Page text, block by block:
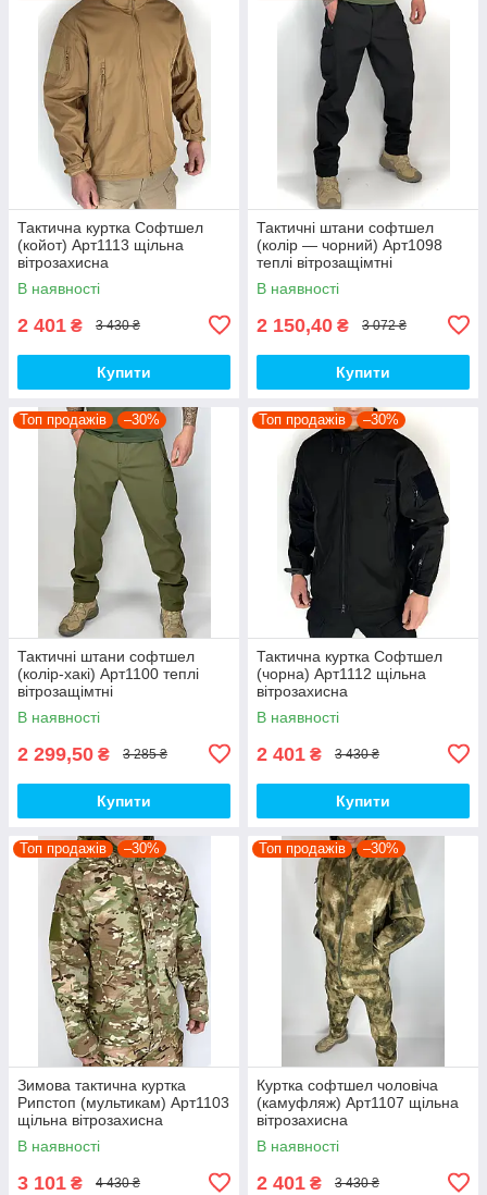
Тактична куртка Софтшел
(койот) Арт1113 щільна
вітрозахисна
водовідштовхувальна на
флісі топ
В наявності
2 401 ₴ 3 430 ₴
Купити
Тактичні штани софтшел
(колір — чорний) Арт1098
теплі вітрозащімтні
водовідштовхувальні на флісі
топ
В наявності
2 150,40 ₴ 3 072 ₴
Купити
Топ продажів –30%
Тактичні штани софтшел
(колір-хакі) Арт1100 теплі
вітрозащімтні
водовідштовхувальні на флісі
топ
В наявності
2 299,50 ₴ 3 285 ₴
Купити
Топ продажів –30%
Тактична куртка Софтшел
(чорна) Арт1112 щільна
вітрозахисна
водовідштовхувальна на
флісі топ
В наявності
2 401 ₴ 3 430 ₴
Купити
Топ продажів –30%
Зимова тактична куртка
Рипстоп (мультикам) Арт1103
щільна вітрозахисна
водовідштовхувальна топ
В наявності
3 101 ₴ 4 430 ₴
Топ продажів –30%
Куртка софтшел чоловіча
(камуфляж) Арт1107 щільна
вітрозахисна
водовідштовхувальна на
флісі топ
В наявності
2 401 ₴ 3 430 ₴